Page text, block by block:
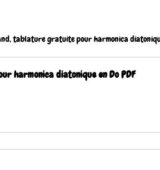
tablature gratuite pour harmonica
harmonica diatonique en Do PDF